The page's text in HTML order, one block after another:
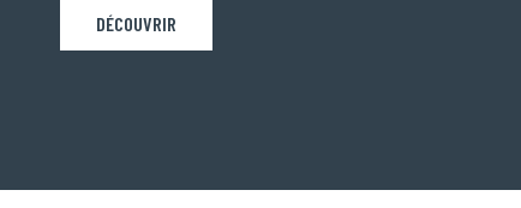
DÉCOUVRIR